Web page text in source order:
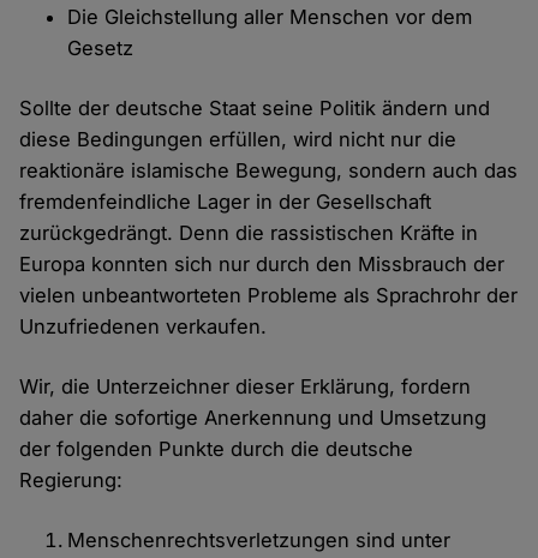
Die Gleichstellung aller Menschen vor dem
Gesetz
Sollte der deutsche Staat seine Politik ändern und
diese Bedingungen erfüllen, wird nicht nur die
reaktionäre islamische Bewegung, sondern auch das
fremdenfeindliche Lager in der Gesellschaft
zurückgedrängt. Denn die rassistischen Kräfte in
Europa konnten sich nur durch den Missbrauch der
vielen unbeantworteten Probleme als Sprachrohr der
Unzufriedenen verkaufen.
Wir, die Unterzeichner dieser Erklärung, fordern
daher die sofortige Anerkennung und Umsetzung
der folgenden Punkte durch die deutsche
Regierung:
Menschenrechtsverletzungen sind unter